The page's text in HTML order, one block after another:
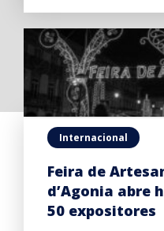
Internacional
Feira de
d’Agonia abre
50 expositores